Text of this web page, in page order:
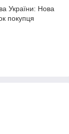
України: Нова
покупця